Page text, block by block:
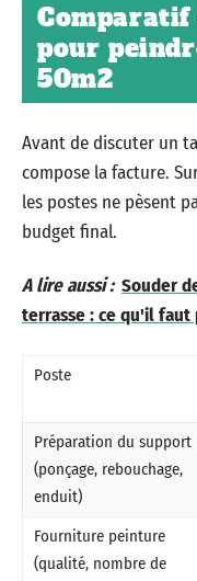
Comparatif
pour
50m2
Avant de discuter un
compose la facture.
les postes ne pèsent
budget final.
A lire aussi : Souder
terrasse : ce qu'il faut
Poste
Préparation du support
(ponçage, rebouchage,
enduit)
Fourniture peinture
(qualité, nombre de